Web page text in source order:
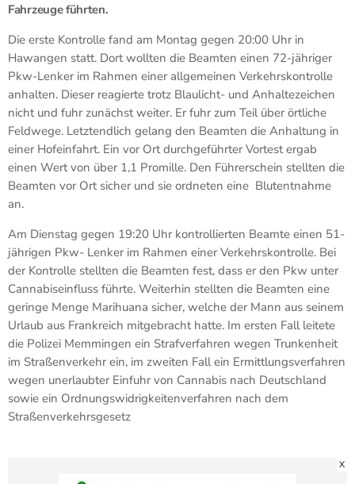
Fahrzeuge führten.
Die erste Kontrolle fand am Montag gegen 20:00 Uhr in
Hawangen statt. Dort wollten die Beamten einen 72-jähriger
Pkw-Lenker im Rahmen einer allgemeinen Verkehrskontrolle
anhalten. Dieser reagierte trotz Blaulicht- und Anhaltezeichen
nicht und fuhr zunächst weiter. Er fuhr zum Teil über örtliche
Feldwege. Letztendlich gelang den Beamten die Anhaltung in
einer Hofeinfahrt. Ein vor Ort durchgeführter Vortest ergab
einen Wert von über 1,1 Promille. Den Führerschein stellten die
Beamten vor Ort sicher und sie ordneten eine Blutentnahme
an.
Am Dienstag gegen 19:20 Uhr kontrollierten Beamte einen 51-
jährigen Pkw- Lenker im Rahmen einer Verkehrskontrolle. Bei
der Kontrolle stellten die Beamten fest, dass er den Pkw unter
Cannabiseinfluss führte. Weiterhin stellten die Beamten eine
geringe Menge Marihuana sicher, welche der Mann aus seinem
Urlaub aus Frankreich mitgebracht hatte. Im ersten Fall leitete
die Polizei Memmingen ein Strafverfahren wegen Trunkenheit
im Straßenverkehr ein, im zweiten Fall ein Ermittlungsverfahren
wegen unerlaubter Einfuhr von Cannabis nach Deutschland
sowie ein Ordnungswidrigkeitenverfahren nach dem
Straßenverkehrsgesetz
X